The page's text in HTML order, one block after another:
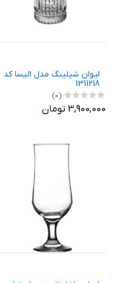
لیوان شیلینگ مدل الیسا کد
1311218
(0)
3,900,000 تومان